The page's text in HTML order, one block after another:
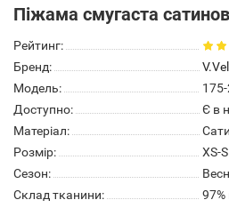
Піжама смугаста
Рейтинг:
Бренд:
Модель:
Доступно:
Є в
Матеріал:
Розмір:
XS-S
Сезон:
Склад тканини:
97%